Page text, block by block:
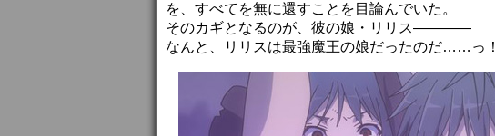
を、すべてを無に還すことを目論んでいた。
そのカギとなるのが、彼の娘・リリス――――
なんと、リリスは最強魔王の娘だったのだ……っ！